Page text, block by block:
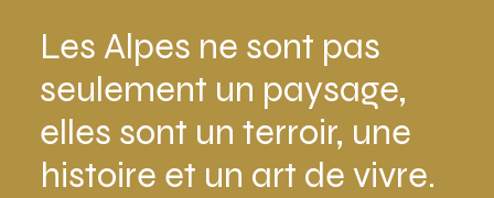
Les Alpes ne sont pas
seulement un paysage,
elles sont un terroir, une
histoire et un art de vivre.